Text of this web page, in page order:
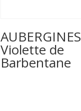
AUBERGINES
Violette de
Barbentane